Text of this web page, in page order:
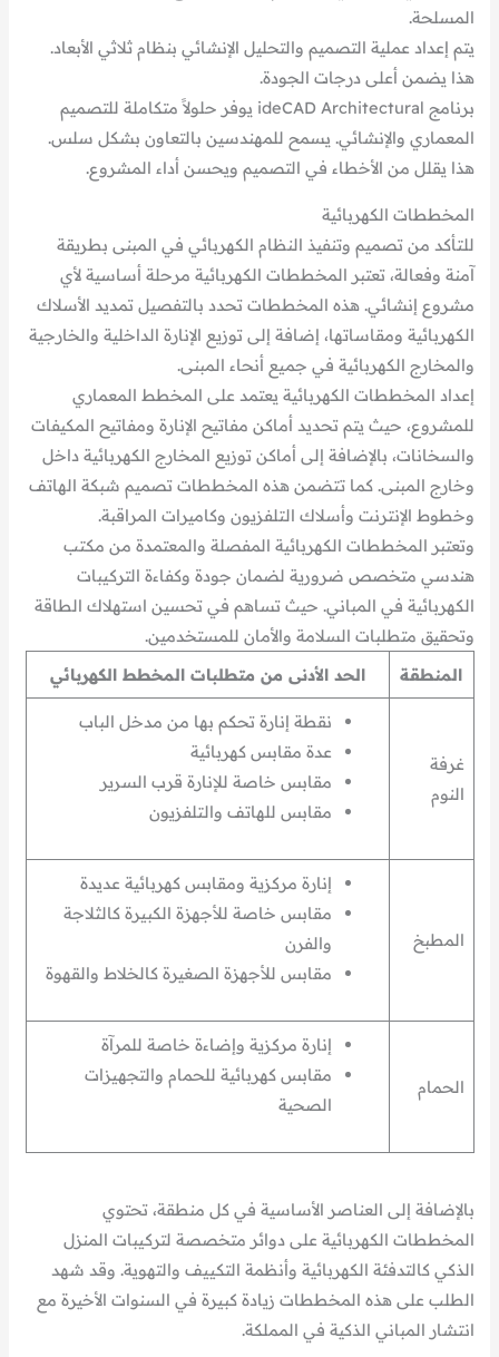
المسلحة.
يتم إعداد عملية التصميم والتحليل الإنشائي بنظام ثلاثي الأبعاد.
هذا يضمن أعلى درجات الجودة.
برنامج ideCAD Architectural يوفر حلولاً متكاملة للتصميم
المعماري والإنشائي. يسمح للمهندسين بالتعاون بشكل سلس.
هذا يقلل من الأخطاء في التصميم ويحسن أداء المشروع.
المخططات الكهربائية
للتأكد من تصميم وتنفيذ النظام الكهربائي في المبنى بطريقة
آمنة وفعالة، تعتبر المخططات الكهربائية مرحلة أساسية لأي
مشروع إنشائي. هذه المخططات تحدد بالتفصيل تمديد الأسلاك
الكهربائية ومقاساتها، إضافة إلى توزيع الإنارة الداخلية والخارجية
والمخارج الكهربائية في جميع أنحاء المبنى.
إعداد المخططات الكهربائية يعتمد على المخطط المعماري
للمشروع، حيث يتم تحديد أماكن مفاتيح الإنارة ومفاتيح المكيفات
والسخانات، بالإضافة إلى أماكن توزيع المخارج الكهربائية داخل
وخارج المبنى. كما تتضمن هذه المخططات تصميم شبكة الهاتف
وخطوط الإنترنت وأسلاك التلفزيون وكاميرات المراقبة.
وتعتبر المخططات الكهربائية المفصلة والمعتمدة من مكتب
هندسي متخصص ضرورية لضمان جودة وكفاءة التركيبات
الكهربائية في المباني. حيث تساهم في تحسين استهلاك الطاقة
وتحقيق متطلبات السلامة والأمان للمستخدمين.
المنطقة
الحد الأدنى من متطلبات المخطط الكهربائي
غرفة
النوم
نقطة إنارة تحكم بها من مدخل الباب
عدة مقابس كهربائية
مقابس خاصة للإنارة قرب السرير
مقابس للهاتف والتلفزيون
المطبخ
إنارة مركزية ومقابس كهربائية عديدة
مقابس خاصة للأجهزة الكبيرة كالثلاجة
والفرن
مقابس للأجهزة الصغيرة كالخلاط والقهوة
الحمام
إنارة مركزية وإضاءة خاصة للمرآة
مقابس كهربائية للحمام والتجهيزات
الصحية
بالإضافة إلى العناصر الأساسية في كل منطقة، تحتوي
المخططات الكهربائية على دوائر متخصصة لتركيبات المنزل
الذكي كالتدفئة الكهربائية وأنظمة التكييف والتهوية. وقد شهد
الطلب على هذه المخططات زيادة كبيرة في السنوات الأخيرة مع
انتشار المباني الذكية في المملكة.